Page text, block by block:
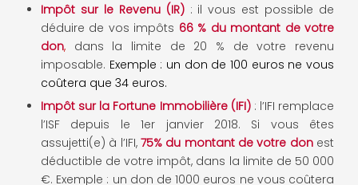
Impôt sur le Revenu (IR): il vous est possible de
déduire de vos impôts 66 % du montant de votre
don, dans la limite de 20 % de votre revenu
imposable. Exemple : un don de 100 euros ne vous
coûtera que 34 euros.
Impôt sur la Fortune Immobilière (IFI): l’IFI remplace
l’ISF depuis le 1er janvier 2018. Si vous êtes
assujetti(e) à l’IFI, 75% du montant de votre don est
déductible de votre impôt, dans la limite de 50 000
€. Exemple : un don de 1000 euros ne vous coûtera